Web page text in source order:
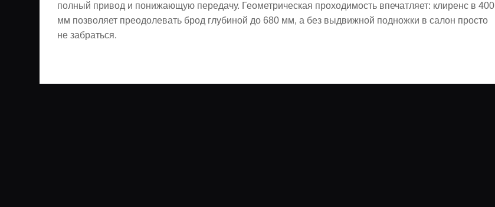
полный привод и понижающую передачу. Геометрическая проходимость впечатляет: клиренс в 400
мм позволяет преодолевать брод глубиной до 680 мм, а без выдвижной подножки в салон просто
не забраться.